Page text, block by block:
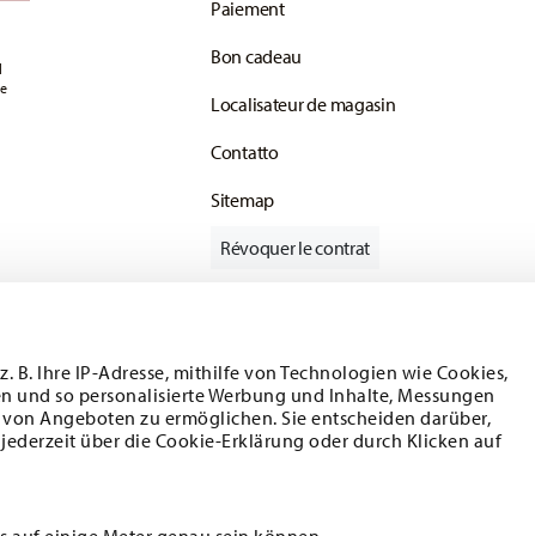
Ihre IP-Adresse, mithilfe von Technologien wie Cookies,
so personalisierte Werbung und Inhalte, Messungen
Angeboten zu ermöglichen. Sie entscheiden darüber,
über die Cookie-Erklärung oder durch Klicken auf
Vous pouvez consulter lesPaiement
Bon cadeau
Localisateur de magasin
Contatto
Sitemap
Révoquer le contrat
nous sur
et